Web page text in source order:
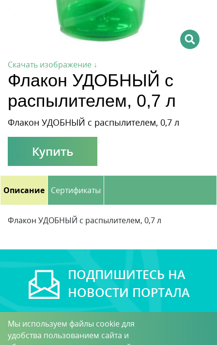
Скачать изображение ↓
Флакон УДОБНЫЙ с
распылителем, 0,7 л
Флакон УДОБНЫЙ с распылителем, 0,7 л
Купить
Описание Сертификаты
Флакон УДОБНЫЙ с распылителем, 0,7 л
ПОДПИШИТЕСЬ НА
НОВОСТИ ПОРТАЛА
Мы используем файлы cookie для
удобства пользованием сайта и